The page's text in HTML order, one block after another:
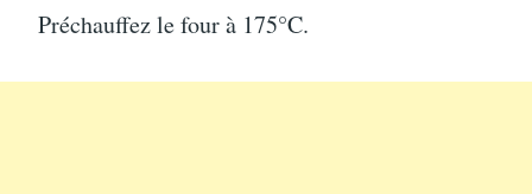
Préchauffez le four à 175°C.